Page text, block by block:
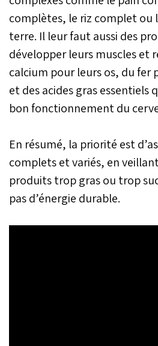
complètes, le riz complet ou
terre. Il leur faut aussi des
développer leurs muscles et
calcium pour leurs os, du fer
et des acides gras essentiels
bon fonctionnement du
En résumé, la priorité est
complets et variés, en
produits trop gras ou trop
pas d’énergie durable.